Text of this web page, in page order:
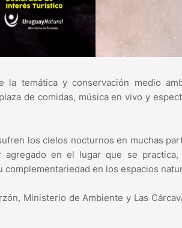
la temática y conservación medio
de comidas, música en vivo y
los cielos nocturnos en muchas
en el lugar que se practica,
en los espacios
Ministerio de Ambiente y Las